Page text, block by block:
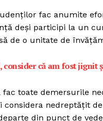
fac anumite
deşi participi la un
de o unitate de
consider că am fost jignit
fac toate demersurile
considera nedreptăţit
din punct de